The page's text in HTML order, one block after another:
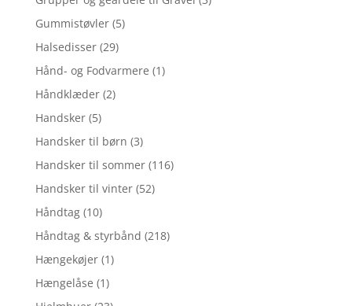
Gummistøvler (5)
Halsedisser (29)
Hånd- og Fodvarmere (1)
Håndklæder (2)
Handsker (5)
Handsker til børn (3)
Handsker til sommer (116)
Handsker til vinter (52)
Håndtag (10)
Håndtag & styrbånd (218)
Hængekøjer (1)
Hængelåse (1)